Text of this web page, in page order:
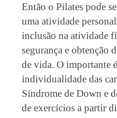
Então o Pilates pode
uma atividade
inclusão na atividade
segurança e obtenção
de vida. O importante
individualidade das
Síndrome de Down e
de exercícios a partir